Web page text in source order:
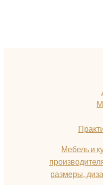
Мебель и
размеры,